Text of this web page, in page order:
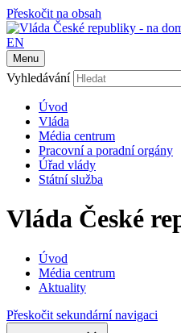
Přeskočit na obsah
EN
Menu
Vyhledávání
Úvod
Vláda
Média centrum
Pracovní a poradní orgány
Úřad vlády
Státní služba
Vláda České
Úvod
Média centrum
Aktuality
Přeskočit sekundární navigaci